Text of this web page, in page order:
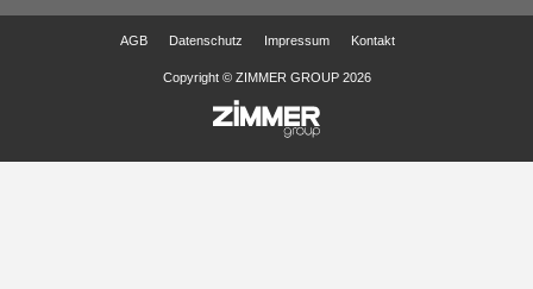
AGB Datenschutz Impressum Kontakt
Copyright © ZIMMER GROUP 2026